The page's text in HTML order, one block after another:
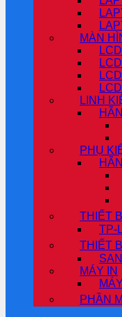
MÀN
LINH
PHỤ
THIẾT
TP-
THIẾT
MÁY IN
PHẦN